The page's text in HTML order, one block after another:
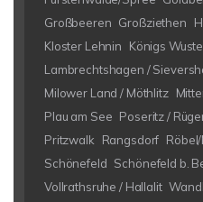
Großbeeren Großziethen
Kloster Lehnin
Königs
Lambrechtshagen /
Milower Land / Möthlitz
Plau am See Poseritz /
Pritzwalk
Rangsdorf
Schönefeld Schönefeld b.
Vollrathsruhe / Hallalit